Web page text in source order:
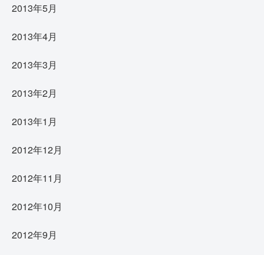
2013年5月
2013年4月
2013年3月
2013年2月
2013年1月
2012年12月
2012年11月
2012年10月
2012年9月